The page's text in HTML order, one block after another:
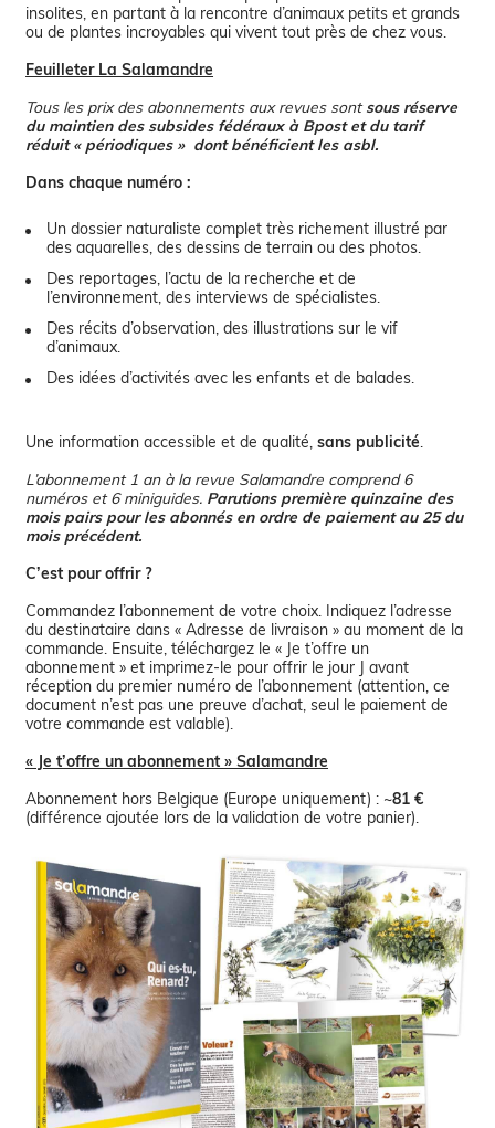
insolites, en partant à la rencontre d’animaux petits et grands
ou de plantes incroyables qui vivent tout près de chez vous.
Feuilleter La Salamandre
Tous les prix des abonnements aux revues sontsous réserve
du maintien des subsides fédéraux à Bpost et du tarif
réduit « périodiques » dont bénéficient les asbl.
Dans chaque numéro :
Un dossier naturaliste complet très richement illustré par
des aquarelles, des dessins de terrain ou des photos.
Des reportages, l’actu de la recherche et de
l’environnement, des interviews de spécialistes.
Des récits d’observation, des illustrations sur le vif
d’animaux.
Des idées d’activités avec les enfants et de balades.
Une information accessible et de qualité,sans publicité.
L’abonnement 1 an à la revue Salamandre comprend 6
numéros et 6 miniguides. Parutions première quinzaine des
mois pairs pour les abonnés en ordre de paiement au 25 du
mois précédent.
C’est pour offrir ?
Commandez l’abonnement de votre choix. Indiquez l’adresse
du destinataire dans « Adresse de livraison » au moment de la
commande. Ensuite, téléchargez le « Je t’offre un
abonnement » et imprimez-le pour offrir le jour J avant
réception du premier numéro de l’abonnement (attention, ce
document n’est pas une preuve d’achat, seul le paiement de
votre commande est valable).
« Je t’offre un abonnement » Salamandre
Abonnement hors Belgique (Europe uniquement) : ~81 €
(différence ajoutée lors de la validation de votre panier).